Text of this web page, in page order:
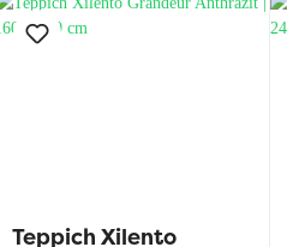
Teppich Xilento